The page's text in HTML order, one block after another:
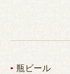
瓶ビール